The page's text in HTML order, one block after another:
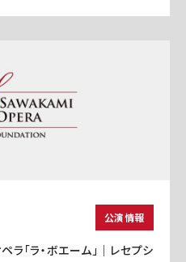
公演情報
ラ「ラ・ボエーム」｜レセプシ